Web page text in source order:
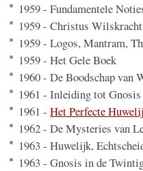
1959 - Fundamentele
1959 - Christus Wilskracht
1959 - Logos, Mantram,
1959 - Het Gele Boek
1960 - De Boodschap van
1961 - Inleiding tot Gnosis
1961 -Het Perfecte
1962 - De Mysteries van
1963 - Huwelijk,
1963 - Gnosis in de